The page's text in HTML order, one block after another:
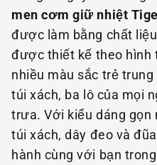
men cơm giữ nhiệt
được làm bằng chất
được thiết kế theo hình
nhiều màu sắc trẻ
túi xách, ba lô của mọi
trưa. Với kiểu dáng gọn
túi xách, dây đeo và
hành cùng với bạn